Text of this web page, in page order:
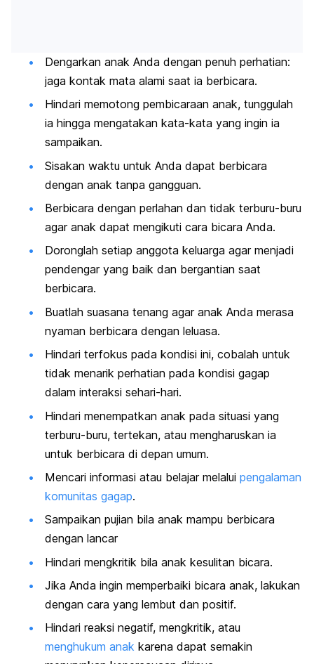
Dengarkan anak Anda dengan penuh perhatian:
jaga kontak mata alami saat ia berbicara.
Hindari memotong pembicaraan anak, tunggulah
ia hingga mengatakan kata-kata yang ingin ia
sampaikan.
Sisakan waktu untuk Anda dapat berbicara
dengan anak tanpa gangguan.
Berbicara dengan perlahan dan tidak terburu-buru
agar anak dapat mengikuti cara bicara Anda.
Doronglah setiap anggota keluarga agar menjadi
pendengar yang baik dan bergantian saat
berbicara.
Buatlah suasana tenang agar anak Anda merasa
nyaman berbicara dengan leluasa.
Hindari terfokus pada kondisi ini, cobalah untuk
tidak menarik perhatian pada kondisi gagap
dalam interaksi sehari-hari.
Hindari menempatkan anak pada situasi yang
terburu-buru, tertekan, atau mengharuskan ia
untuk berbicara di depan umum.
Mencari informasi atau belajar melalui pengalaman
komunitas gagap.
Sampaikan pujian bila anak mampu berbicara
dengan lancar
Hindari mengkritik bila anak kesulitan bicara.
Jika Anda ingin memperbaiki bicara anak, lakukan
dengan cara yang lembut dan positif.
Hindari reaksi negatif, mengkritik, atau
menghukum anak karena dapat semakin